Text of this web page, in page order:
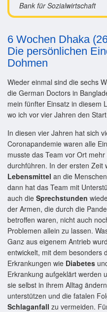
Bank für Sozialwirtschaft
6 Wochen Dhaka
Die persönlichen
Dohmen
Wieder einmal sind die sechs
die German Doctors in
mein fünfter Einsatz in diesem
wo ich vor vier Jahren den
In diesen vier Jahren hat sich
Coronapandemie waren alle
musste das Team vor Ort
durchführen. In der ersten Zeit
Lebensmittel an die
dann hat das Team mit
auch die Sprechstunden
der Armen, die durch die
betroffen waren, nicht auch
Problemen allein zu lassen.
Ganz aus eigenem Antrieb
entwickelt, mit dem besonders
Erkrankungen wie Diabetes
Erkrankung aufgeklärt werden
sie selbst in ihrem Alltag
unterstützen und die fatalen
Schlaganfall zu vermeiden.